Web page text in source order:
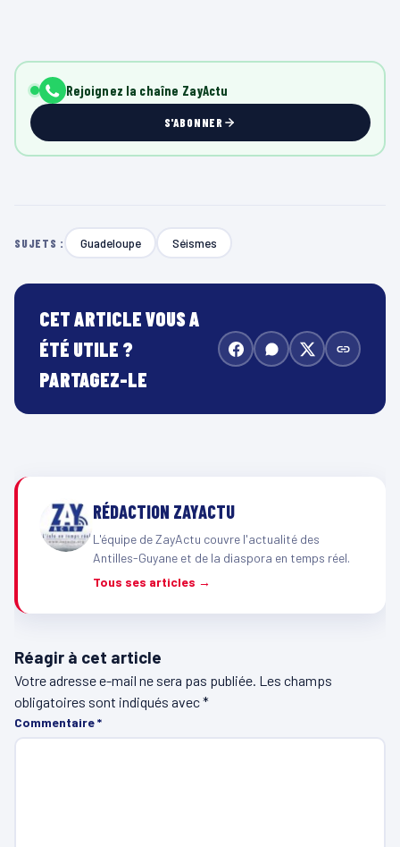
Rejoignez la chaîne ZayActu
S'ABONNER
SUJETS : Guadeloupe Séismes
CET ARTICLE VOUS A
ÉTÉ UTILE ?
PARTAGEZ-LE
RÉDACTION ZAYACTU
L'équipe de ZayActu couvre l'actualité des
Antilles-Guyane et de la diaspora en temps réel.
Tous ses articles →
Réagir à cet article
Votre adresse e-mail ne sera pas publiée. Les champs
obligatoires sont indiqués avec*
Commentaire*